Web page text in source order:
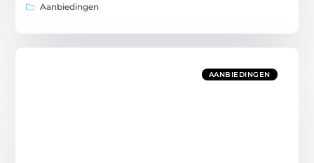
Aanbiedingen
AANBIEDINGEN